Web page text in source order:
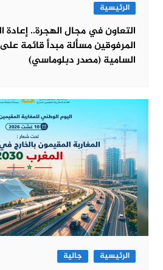
الرئيسية
التعاون في مجال الهجرة.. إعادة
المرفوقين مسألة مبدأ قائمة
السامية (مصدر دبلوماسي)
الرئيسية جالية